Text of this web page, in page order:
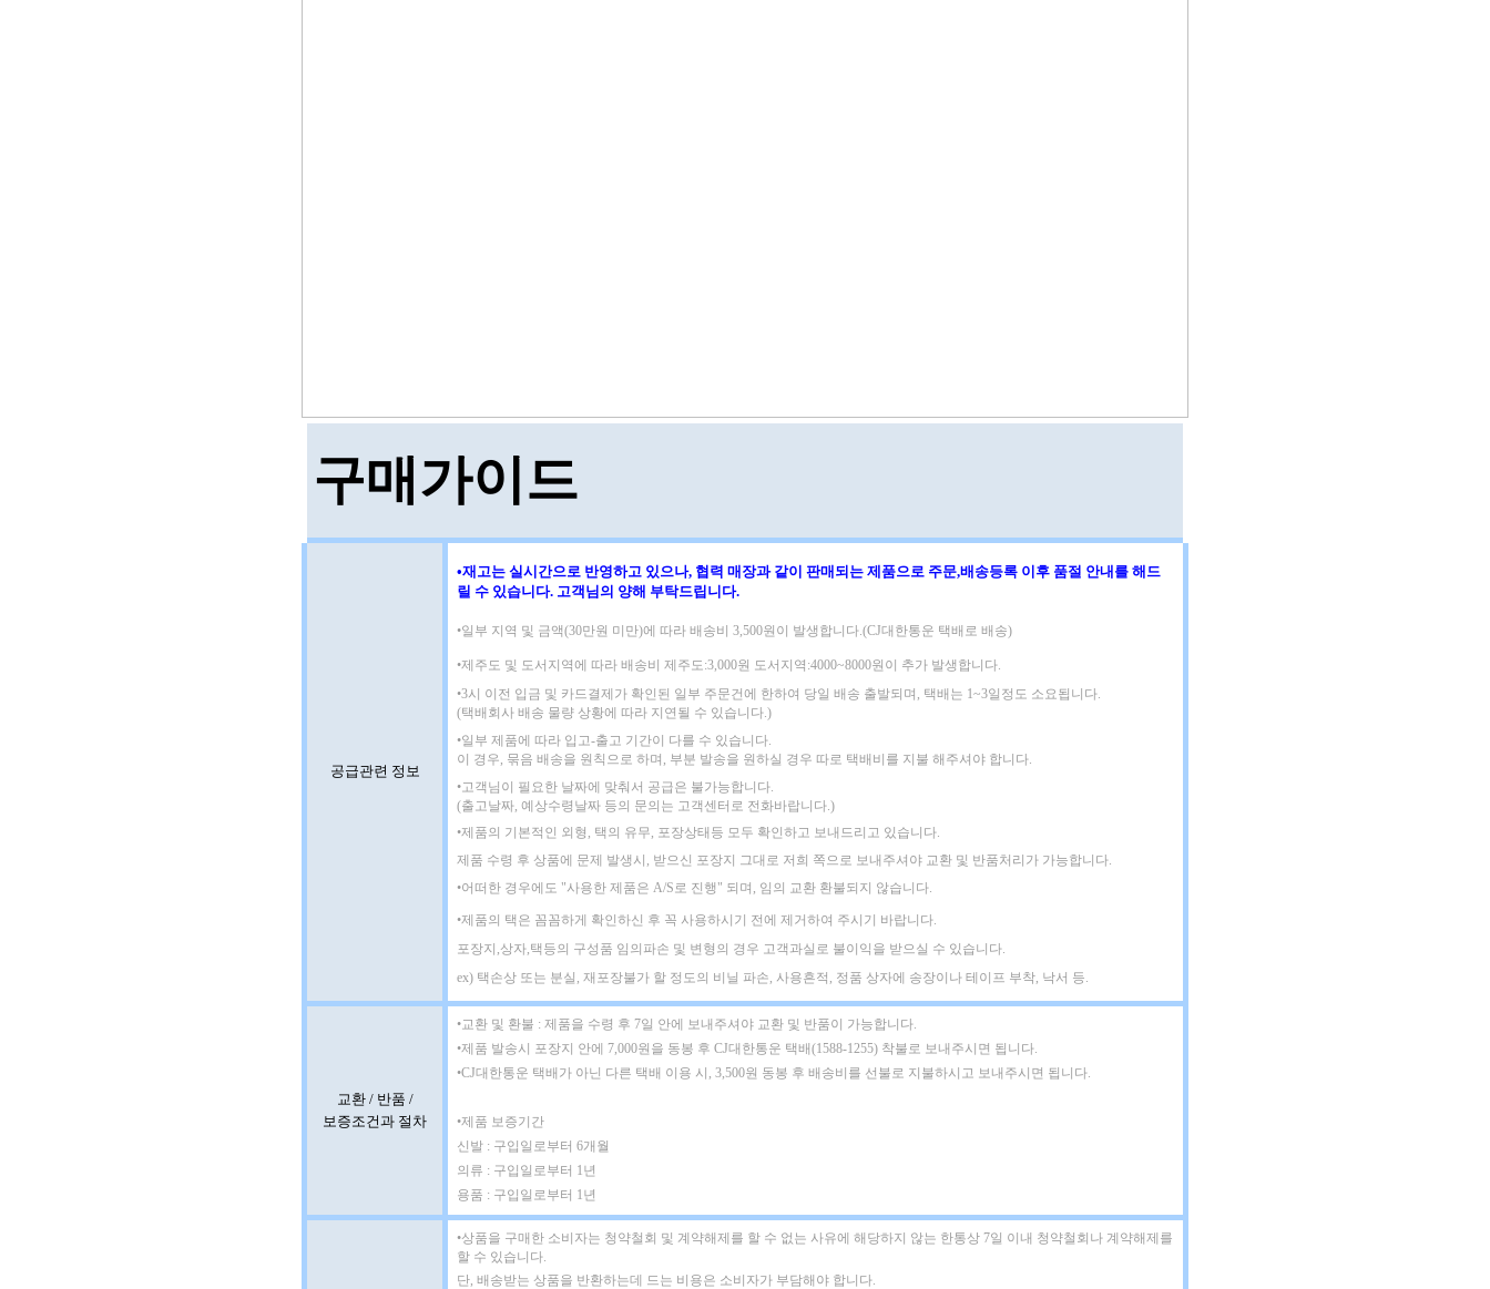
구매가이드
공급관련 정보
•재고는 실시간으로 반영하고 있으나, 협력 매장과 같이 판매되는 제품으로 주문,배송등록 이후 품절 안내를 해드
릴 수 있습니다. 고객님의 양해 부탁드립니다.
•일부 지역 및 금액(30만원 미만)에 따라 배송비 3,500원이 발생합니다.(CJ대한통운 택배로 배송)
•제주도 및 도서지역에 따라 배송비 제주도:3,000원 도서지역:4000~8000원이 추가 발생합니다.
•3시 이전 입금 및 카드결제가 확인된 일부 주문건에 한하여 당일 배송 출발되며, 택배는 1~3일정도 소요됩니다.
(택배회사 배송 물량 상황에 따라 지연될 수 있습니다.)
•일부 제품에 따라 입고-출고 기간이 다를 수 있습니다.
이 경우, 묶음 배송을 원칙으로 하며, 부분 발송을 원하실 경우 따로 택배비를 지불 해주셔야 합니다.
•고객님이 필요한 날짜에 맞춰서 공급은 불가능합니다.
(출고날짜, 예상수령날짜 등의 문의는 고객센터로 전화바랍니다.)
•제품의 기본적인 외형, 택의 유무, 포장상태등 모두 확인하고 보내드리고 있습니다.
제품 수령 후 상품에 문제 발생시, 받으신 포장지 그대로 저희 쪽으로 보내주셔야 교환 및 반품처리가 가능합니다.
•어떠한 경우에도 "사용한 제품은 A/S로 진행" 되며, 임의 교환 환불되지 않습니다.
•제품의 택은 꼼꼼하게 확인하신 후 꼭 사용하시기 전에 제거하여 주시기 바랍니다.
포장지,상자,택등의 구성품 임의파손 및 변형의 경우 고객과실로 불이익을 받으실 수 있습니다.
ex) 택손상 또는 분실, 재포장불가 할 정도의 비닐 파손, 사용흔적, 정품 상자에 송장이나 테이프 부착, 낙서 등.
교환 / 반품 /
보증조건과 절차
•교환 및 환불 : 제품을 수령 후 7일 안에 보내주셔야 교환 및 반품이 가능합니다.
•제품 발송시 포장지 안에 7,000원을 동봉 후 CJ대한통운 택배(1588-1255) 착불로 보내주시면 됩니다.
•CJ대한통운 택배가 아닌 다른 택배 이용 시, 3,500원 동봉 후 배송비를 선불로 지불하시고 보내주시면 됩니다.
•제품 보증기간
신발 : 구입일로부터 6개월
의류 : 구입일로부터 1년
용품 : 구입일로부터 1년
•상품을 구매한 소비자는 청약철회 및 계약해제를 할 수 없는 사유에 해당하지 않는 한통상 7일 이내 청약철회나 계약해제를
할 수 있습니다.
단, 배송받는 상품을 반환하는데 드는 비용은 소비자가 부담해야 합니다.